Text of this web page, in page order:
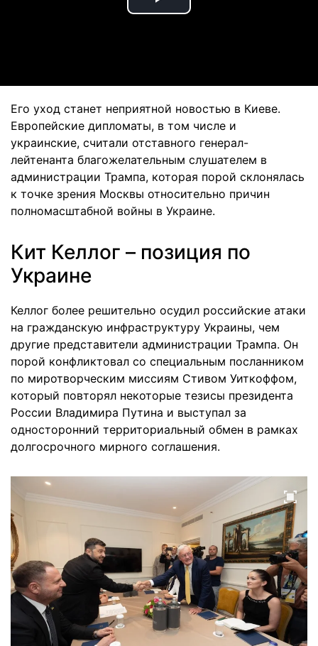
Play
Его уход станет неприятной новостью в Киеве.
Европейские дипломаты, в том числе и
украинские, считали отставного генерал-
лейтенанта благожелательным слушателем в
администрации Трампа, которая порой склонялась
к точке зрения Москвы относительно причин
полномасштабной войны в Украине.
Кит Келлог – позиция по
Украине
Келлог более решительно осудил российские атаки
на гражданскую инфраструктуру Украины, чем
другие представители администрации Трампа. Он
порой конфликтовал со специальным посланником
по миротворческим миссиям Стивом Уиткоффом,
который повторял некоторые тезисы президента
России Владимира Путина и выступал за
односторонний территориальный обмен в рамках
долгосрочного мирного соглашения.